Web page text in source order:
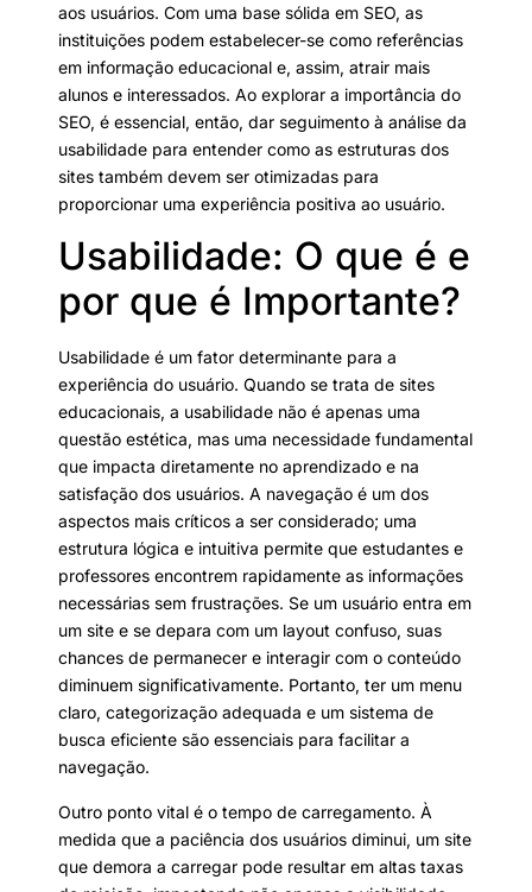
aos usuários. Com uma base sólida em SEO, as
instituições podem estabelecer-se como referências
em informação educacional e, assim, atrair mais
alunos e interessados. Ao explorar a importância do
SEO, é essencial, então, dar seguimento à análise da
usabilidade para entender como as estruturas dos
sites também devem ser otimizadas para
proporcionar uma experiência positiva ao usuário.
Usabilidade: O que é e
por que é Importante?
Usabilidade é um fator determinante para a
experiência do usuário. Quando se trata de sites
educacionais, a usabilidade não é apenas uma
questão estética, mas uma necessidade fundamental
que impacta diretamente no aprendizado e na
satisfação dos usuários. A navegação é um dos
aspectos mais críticos a ser considerado; uma
estrutura lógica e intuitiva permite que estudantes e
professores encontrem rapidamente as informações
necessárias sem frustrações. Se um usuário entra em
um site e se depara com um layout confuso, suas
chances de permanecer e interagir com o conteúdo
diminuem significativamente. Portanto, ter um menu
claro, categorização adequada e um sistema de
busca eficiente são essenciais para facilitar a
navegação.
Outro ponto vital é o tempo de carregamento. À
medida que a paciência dos usuários diminui, um site
que demora a carregar pode resultar em altas taxas